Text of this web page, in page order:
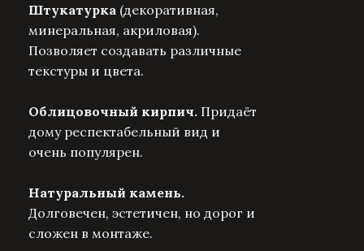
Штукатурка (декоративная,
минеральная, акриловая).
Позволяет создавать различные
текстуры и цвета.
Облицовочный кирпич. Придаёт
дому респектабельный вид и
очень популярен.
Натуральный камень.
Долговечен, эстетичен, но дорог и
сложен в монтаже.